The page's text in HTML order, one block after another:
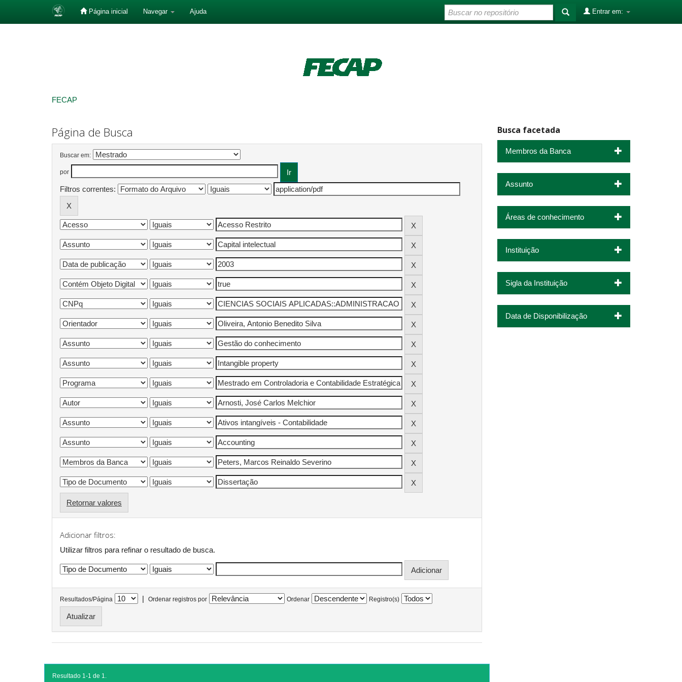
Página inicial Navegar Ajuda Entrar em:
FECAP
Página de Busca
Buscar em:
por
Filtros correntes:
Retornar valores
Adicionar filtros:
Utilizar filtros para refinar o resultado de busca.
Resultados/Página | Ordenar registros por Ordenar Registro(s)
Resultado 1-1 de 1.
Busca facetada
Membros da Banca
Assunto
Áreas de conhecimento
Instituição
Sigla da Instituição
Data de Disponibilização